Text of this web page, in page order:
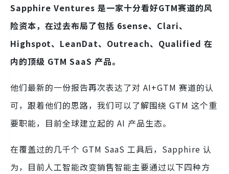
Sapphire Ventures 是一家十分看好GTM赛道的风
险资本，在过去布局了包括 6sense、Clari、
Highspot、LeanDat、Outreach、Qualified 在
内的顶级 GTM SaaS 产品。
他们最新的一份报告再次表达了对 AI+GTM 赛道的认
可，跟着他们的思路，我们可以了解围绕 GTM 这个重
要职能，目前全球建立起的 AI 产品生态。
在覆盖过的几千个 GTM SaaS 工具后，Sapphire 认
为，目前人工智能改变销售智能主要通过以下四种方